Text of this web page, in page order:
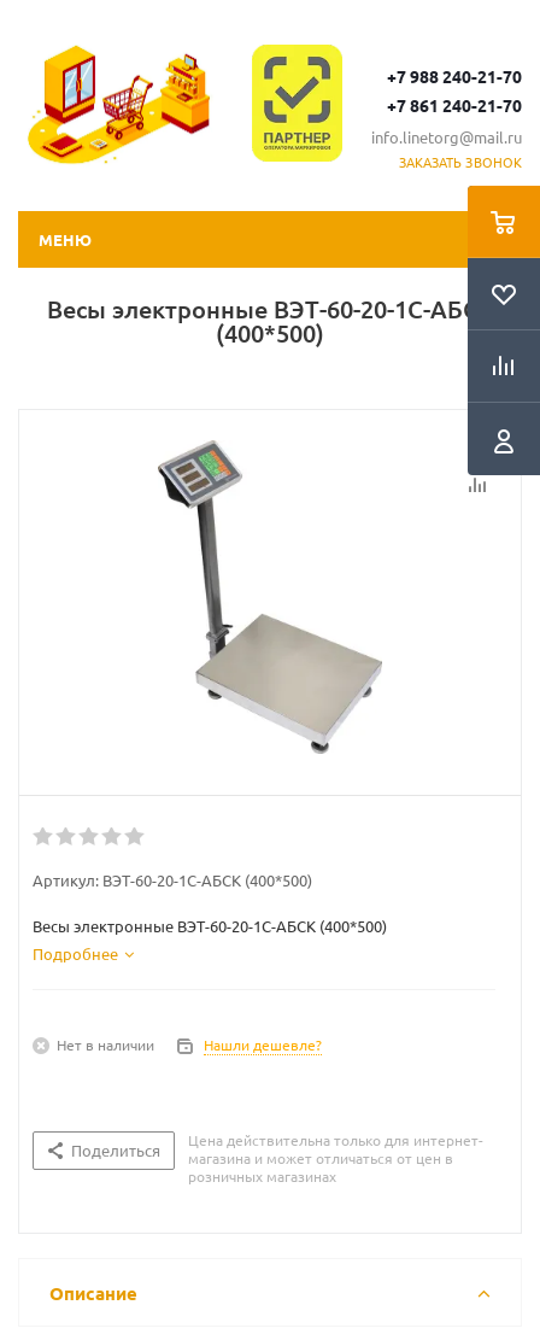
+7 988 240-21-70
+7 861 240-21-70
info.linetorg@mail.ru
ЗАКАЗАТЬ ЗВОНОК
МЕНЮ
Весы электронные ВЭТ-60-20-1С-АБСК
(400*500)
Артикул: ВЭТ-60-20-1С-АБСК (400*500)
Весы электронные ВЭТ-60-20-1С-АБСК (400*500)
Подробнее
Нет в наличии Нашли дешевле?
Поделиться
Цена действительна только для интернет-
магазина и может отличаться от цен в
розничных магазинах
Описание